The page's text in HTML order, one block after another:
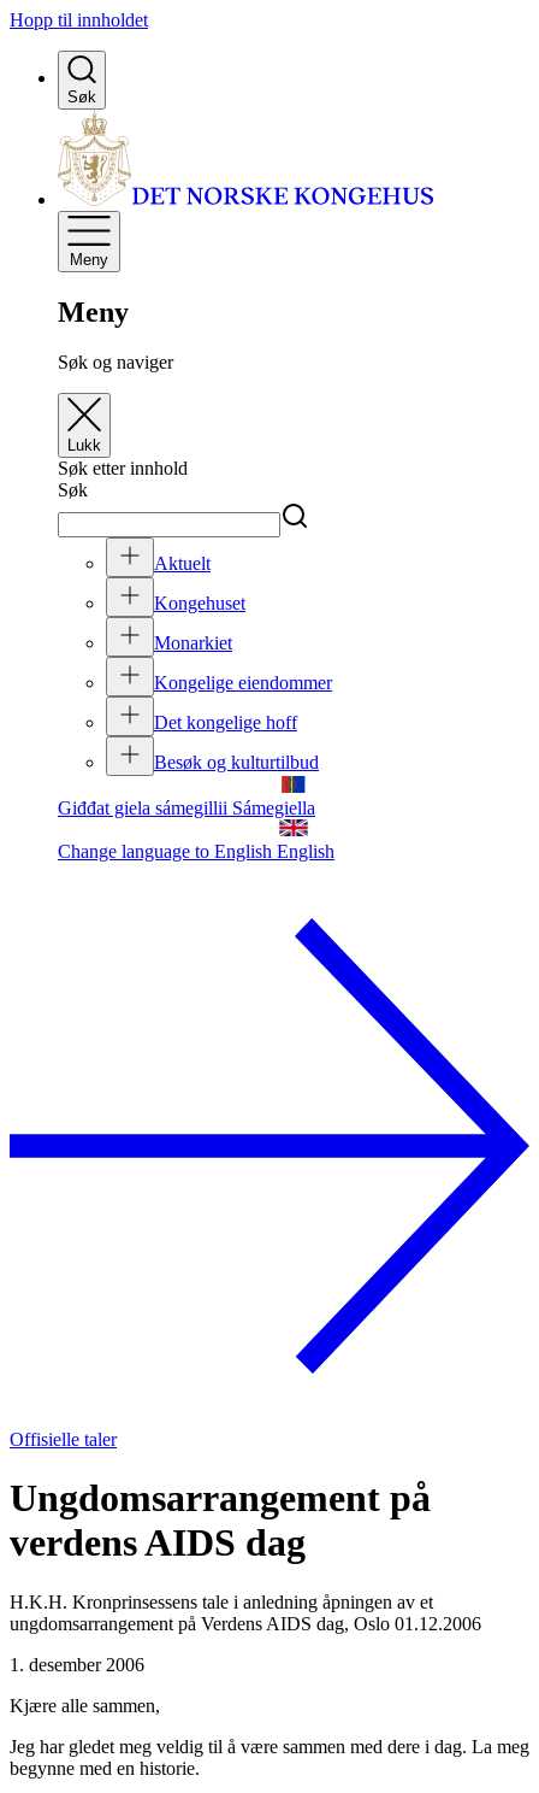
Hopp til innholdet
Søk
Meny
Meny
Søk og naviger
Lukk
Søk etter innhold
Søk
Aktuelt
Kongehuset
Monarkiet
Kongelige eiendommer
Det kongelige hoff
Besøk og kulturtilbud
Giđđat giela sámegillii Sámegiella
Change language to English English
Offisielle taler
Ungdomsarrangement på
verdens AIDS dag
H.K.H. Kronprinsessens tale i anledning åpningen av et
ungdomsarrangement på Verdens AIDS dag, Oslo 01.12.2006
1. desember 2006
Kjære alle sammen,
Jeg har gledet meg veldig til å være sammen med dere i dag. La meg
begynne med en historie.